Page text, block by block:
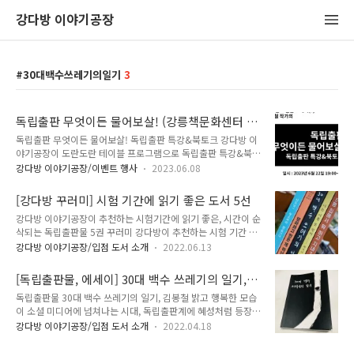
강다방 이야기공장
30대백수쓰레기의일기 3
독립출판 무엇이든 물어보살! (강릉책문화센터 도
란도란 테이블)
독립출판 무엇이든 물어보살! 독립출판 특강&북토크 강다방 이
야기공장이 도란도란 테이블 프로그램으로 독립출판 특강&북토
크 을 운영합니다. 독립출판에 관심있는 분들의 많은 신청과 참
북토크 초청 작가 : 김봉철(@pololop117) 주요 저서 : 30대 백
수 쓰레기의 일기, 봉철비전 독립출판 가이드북, 실용 노가다 백
서, 밥보다는 아파트를 짓습니다, 이면의 이면, 당신의 글은 어떻
게 시작되었나요 등 작가 인스타그램
https://www.instagram.com/pololop117 일자 : 2023년
피쓰다) 참가비 : 1만원 (참가비 행사 당일 강다방 이야기공장에
서 사용 가능한..
강다방 이야기공장/이벤트 행사 2023.06.08
[강다방 꾸러미] 시험 기간에 읽기 좋은 도서 5선
강다방 이야기공장이 추천하는 시험기간에 읽기 좋은, 시간이 순
삭되는 독립출판물 5권 꾸러미 강다방이 추천하는 시험 기간 읽
기 좋은(?) 책 5권. 시험 기간만 되면 평소 안 읽고 싶던 책이 읽
니다. 5권을 한 번에 구매하고 할인과 무료 배송 혜택도 받아보
세요! 시험 기간에 읽기좋은 강다방 독립출판물 꾸러미는 강다
방 이야기공장 오프라인 매장과 온라인 네이버 스마트스토어에
서 구매 가능합니다. 5권 정가 합계 62,000원 ▶ 할인가
56,000원+배송비 무료 ​ 사모님! 청소하러 왔습니다, 양단우 망
강다방 이야기공장/입점 도서 소개 2022.06.13
[독립출판물, 에세이] 30대 백수 쓰레기의 일기,
김봉철
독립출판물 30대 백수 쓰레기의 일기, 김봉철 밝고 행복한 모습
이 소셜 미디어에 넘쳐나는 시대, 독립출판계에 혜성처럼 등장한
맵다 못해 암흑 같은 책. 응원하고 싶은, 나만 알고 싶은 병신(?)
강다방 이야기공장/입점 도서 소개 2022.04.18